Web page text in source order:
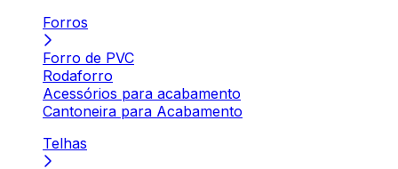
Forros
Forro de PVC
Rodaforro
Acessórios para acabamento
Cantoneira para Acabamento
Telhas